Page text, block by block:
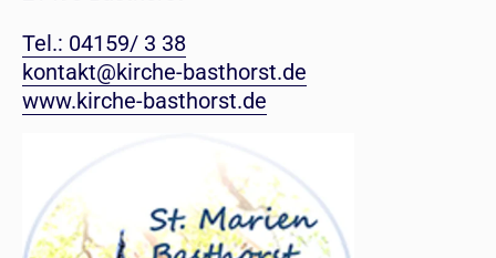
Tel.: 04159/ 3 38
kontakt@kirche-basthorst.de
www.kirche-basthorst.de